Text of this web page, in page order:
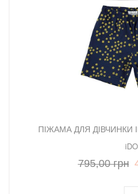
ПІЖАМА ДЛЯ ДІВЧИНКИ
iDO
795,00 грн